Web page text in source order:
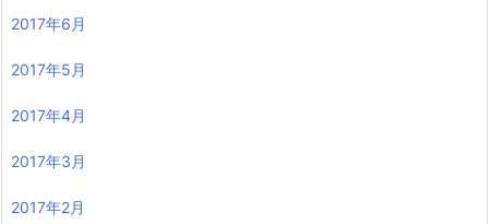
2017年6月
2017年5月
2017年4月
2017年3月
2017年2月